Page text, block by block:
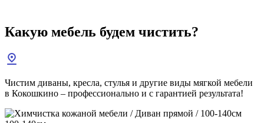
Какую мебель будем чистить?
Чистим диваны, кресла, стулья и другие виды мягкой мебели
в Кокошкино – профессионально и с гарантией результата!